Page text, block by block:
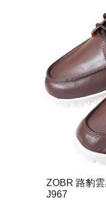
ZOBR 路豹
J967